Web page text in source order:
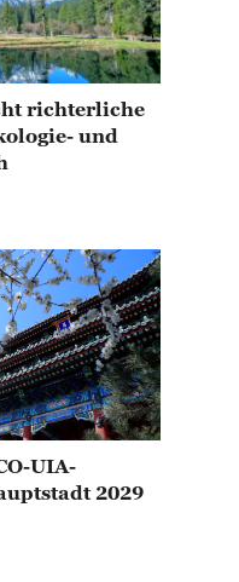
richterliche
und
UIA-
2029